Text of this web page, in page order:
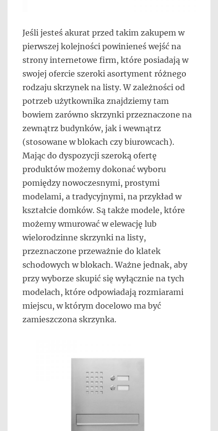
Jeśli jesteś akurat przed takim zakupem w
pierwszej kolejności powinieneś wejść na
strony internetowe firm, które posiadają w
swojej ofercie szeroki asortyment różnego
rodzaju skrzynek na listy. W zależności od
potrzeb użytkownika znajdziemy tam
bowiem zarówno skrzynki przeznaczone na
zewnątrz budynków, jak i wewnątrz
(stosowane w blokach czy biurowcach).
Mając do dyspozycji szeroką ofertę
produktów możemy dokonać wyboru
pomiędzy nowoczesnymi, prostymi
modelami, a tradycyjnymi, na przykład w
kształcie domków. Są także modele, które
możemy wmurować w elewację lub
wielorodzinne skrzynki na listy,
przeznaczone przeważnie do klatek
schodowych w blokach. Ważne jednak, aby
przy wyborze skupić się wyłącznie na tych
modelach, które odpowiadają rozmiarami
miejscu, w którym docelowo ma być
zamieszczona skrzynka.